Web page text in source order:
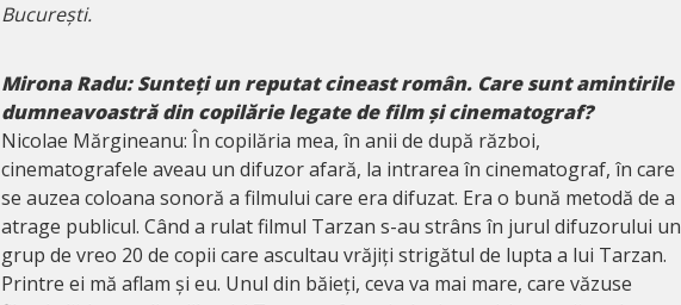
București.
Mirona Radu:Sunteți un reputat cineast român. Care sunt amintirile
dumneavoastră din copilărie legate de film și cinematograf?
Nicolae Mărgineanu: În copilăria mea, în anii de după război,
cinematografele aveau un difuzor afară, la intrarea în cinematograf, în care
se auzea coloana sonoră a filmului care era difuzat. Era o bună metodă de a
atrage publicul. Când a rulat filmul Tarzan s-au strâns în jurul difuzorului un
grup de vreo 20 de copii care ascultau vrăjiți strigătul de lupta a lui Tarzan.
Printre ei mă aflam și eu. Unul din băieți, ceva va mai mare, care văzuse